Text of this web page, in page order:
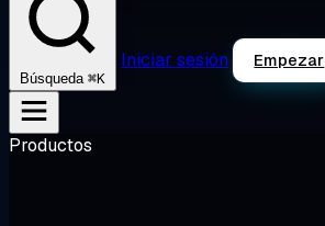
Búsqueda ⌘K
Iniciar sesión Empezar
Productos